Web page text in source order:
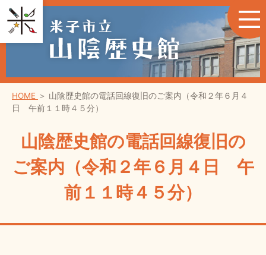
HOME ＞ 山陰歴史館の電話回線復旧のご案内（令和２年６月４
日 午前１１時４５分）
山陰歴史館の電話回線復旧の
ご案内（令和２年６月４日 午
前１１時４５分）